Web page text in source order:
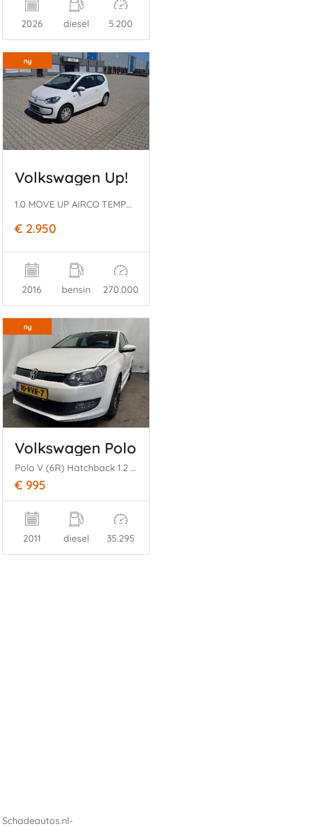
2026 diesel 5.200
ny
Volkswagen Up!
1.0 MOVE UP AIRCO TEMPOMAAT PDC
€ 2.950
2016 bensin 270.000
ny
Volkswagen Polo
Polo V (6R) Hatchback 1.2 TDI 12V BlueMotion (CFWA(Euro 5)) [55kW] (1= 0-2009/05-2014)
€ 995
2011 diesel 35.295